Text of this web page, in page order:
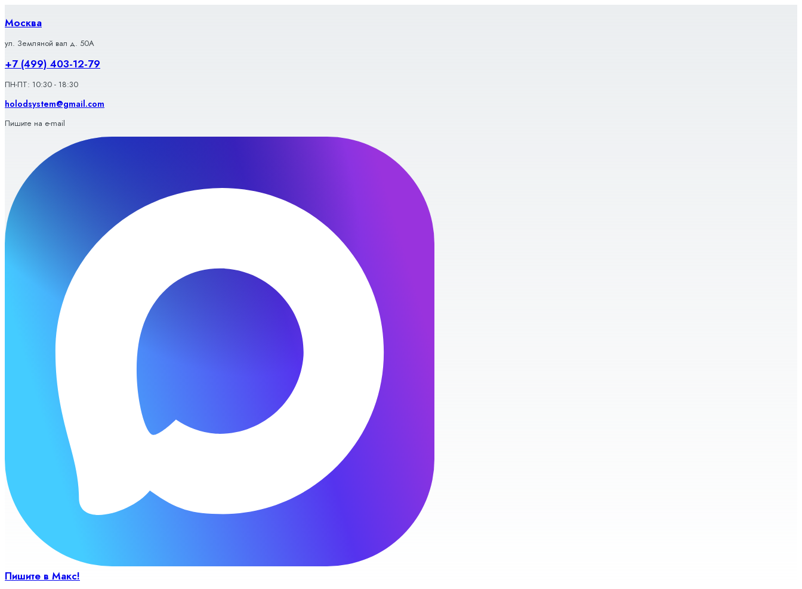
к
содержимому
Москва
ул. Земляной вал д. 50А
+7 (499) 403-12-79
ПН-ПТ: 10:30 - 18:30
holodsystem@gmail.com
Пишите на e-mail
Пишите в Макс!